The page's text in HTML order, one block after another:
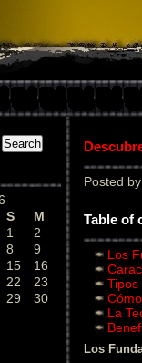
S
M
1
2
8
9
15
16
22
23
29
30
Posted
Table of
Los
Tipos
La
Los